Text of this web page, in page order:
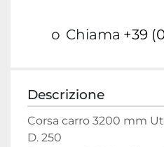
o Chiama +39
Descrizione
Corsa carro 3200 mm
D. 250